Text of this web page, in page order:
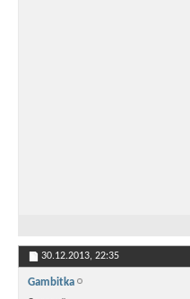
30.12.2013, 22:35
Gambitka